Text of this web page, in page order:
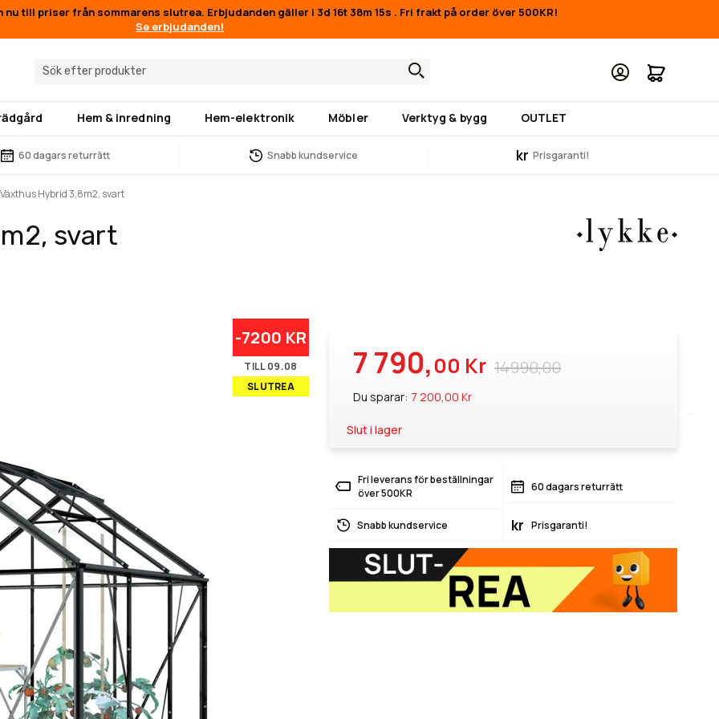
till priser från sommarens slutrea. Erbjudanden gäller i 3d 16t 38m 14s . Fri frakt på order över 500KR!
Se erbjudanden!
Min
Hem & inredning Hem-elektronik Möbler Verktyg & bygg OUTLET
60 dagars returrätt Snabb kundservice kr Prisgaranti!
Växthus Hybrid 3,8m2, svart
svart
-7200 KR
TILL 09.08
SLUTREA
14990,00
7 790,00 Kr
Du sparar: 7 200,00 Kr
Slut i lager
Fri leverans för beställningar
över 500KR
60 dagars returrätt
Snabb kundservice kr Prisgaranti!